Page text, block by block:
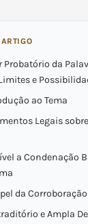
Probatório da
e
ao Tema
Legais
a Condenação
da
e Ampla